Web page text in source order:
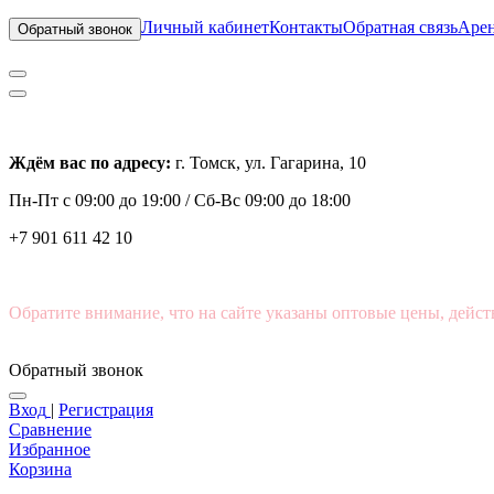
Обратный звонок Личный кабинетКонтактыОбратная связь
Ждём вас по адресу: г. Томск, ул. Гагарина, 10
Пн-Пт с 09:00 до 19:00 /Сб-Вс 09:00 до 18:00
+7 901 611 42 10
Обратите внимание, что на сайте указаны оптовые цены,
Обратный звонок
Вход | Регистрация
Сравнение
Избранное
Корзина